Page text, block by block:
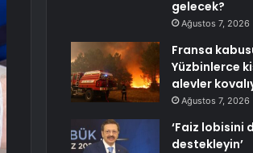
gelecek?
Ağustos 7, 2026
Fransa
Yüzbinlerce
alevler
Ağustos 7, 2026
‘Faiz lobisini
destekleyin’